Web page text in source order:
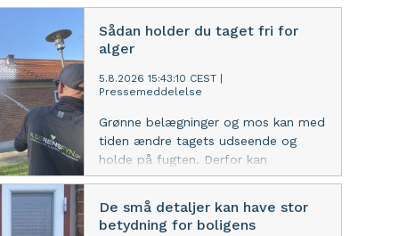
en stigende efterspørgsel på hurtige tider,
og praktiske løsninger, der passer til både
lokale beboere. Fleksible tider i en travl hverdag
Johan & Jørgensen på Østerbro oplever, at flere
efterspørger korte forløb, hurtig udredning og
tid samme dag. Klinikken har i en årrække arbejdet
åbningstiderne til pendlere og børnefamilier med
tidlige morgenkonsultationer og akutte tider, der
telefonisk og via nettet. For mange, der søger
Kiropraktor København, er netop
af tilgængelighed, faglig tyngde og erfaren
Sådan holder du taget fri for
alger
5.8.2026 15:43:10 CEST
Pressemeddelelse
Grønne belægninger og mos kan med
tiden ændre tagets udseende og
holde på fugten. Derfor kan
algebehandling i Odense være en
boligvedligeholdelse, særligt hvis
De små detaljer kan have stor
betydning for boligens